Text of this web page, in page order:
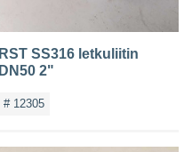
RST SS316 letkuliitin
DN50 2"
# 12305